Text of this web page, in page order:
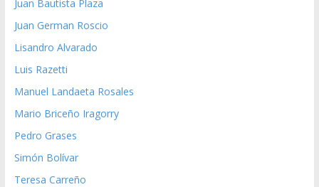
Juan Bautista Plaza
Juan German Roscio
Lisandro Alvarado
Luis Razetti
Manuel Landaeta Rosales
Mario Briceño Iragorry
Pedro Grases
Simón Bolívar
Teresa Carreño